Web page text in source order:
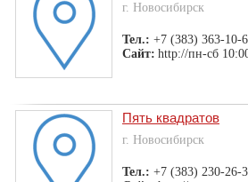
г. Новосибирск
Тел.: +7 (383) 363-10-
Сайт: http://пн-сб
Пять квадратов
г. Новосибирск
Тел.: +7 (383) 230-26-